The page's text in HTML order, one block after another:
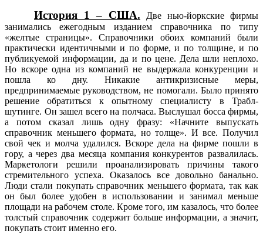
История 1 – США. Две нью-йоркские фирмы
занимались ежегодным изданием справочника по типу
«желтые страницы». Справочники обоих компаний были
практически идентичными и по форме, и по толщине, и по
публикуемой информации, да и по цене. Дела шли неплохо.
Но вскоре одна из компаний не выдержала конкуренции и
пошла ко дну. Никакие антикризисные меры,
предпринимаемые руководством, не помогали. Было принято
решение обратиться к опытному специалисту в Трабл-
шутинге. Он зашел всего на полчаса. Выслушал босса фирмы,
а потом сказал лишь одну фразу: «Начните выпускать
справочник меньшего формата, но толще». И все. Получил
свой чек и молча удалился. Вскоре дела на фирме пошли в
гору, а через два месяца компания конкурентов развалилась.
Маркетологи решили проанализировать причины такого
стремительного успеха. Оказалось все довольно банально.
Люди стали покупать справочник меньшего формата, так как
он был более удобен в использовании и занимал меньше
площади на рабочем столе. Кроме того, им казалось, что более
толстый справочник содержит больше информации, а значит,
покупать стоит именно его.